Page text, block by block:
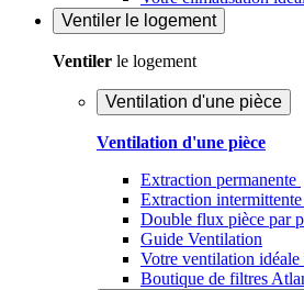
Ventiler le logement
Ventiler le logement
Ventilation d'une pièce
Ventilation d'une pièce
Extraction permanente
Extraction intermittente
Double flux pièce par
Guide Ventilation
Votre ventilation idéale
Boutique de filtres